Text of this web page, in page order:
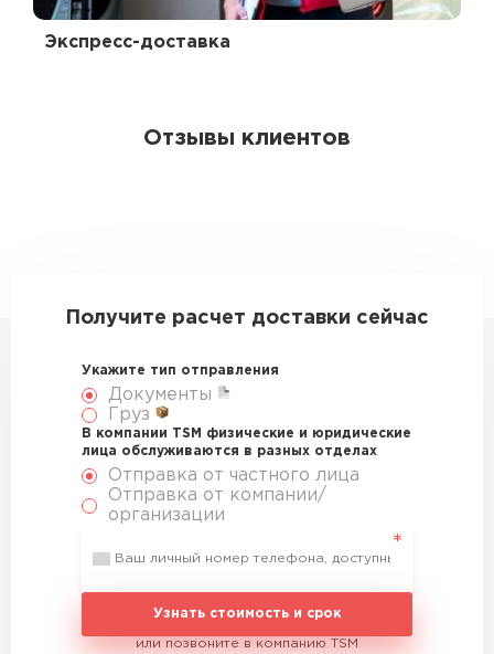
Экспресс-доставка
Отзывы клиентов
Получите расчет доставки сейчас
Укажите тип отправления
Документы
Груз
В компании TSM физические и юридические
лица обслуживаются в разных отделах
Отправка от частного лица
Отправка от компании/
организации
Узнать стоимость и срок
или позвоните в компанию TSM